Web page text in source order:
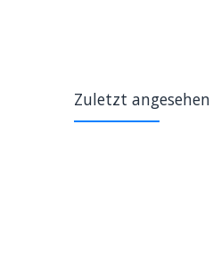
Zuletzt angesehen